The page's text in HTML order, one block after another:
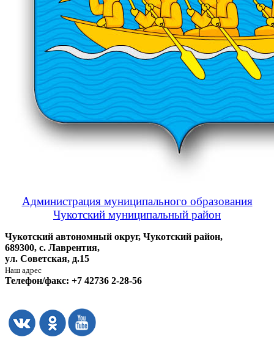
Администрация муниципального образования
Чукотский муниципальный район
Чукотский автономный округ, Чукотский район,
689300, с. Лаврентия,
ул. Советская, д.15
Наш адрес
Телефон/факс: +7 42736 2-28-56